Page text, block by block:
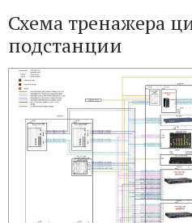
Схема тренажера
подстанции